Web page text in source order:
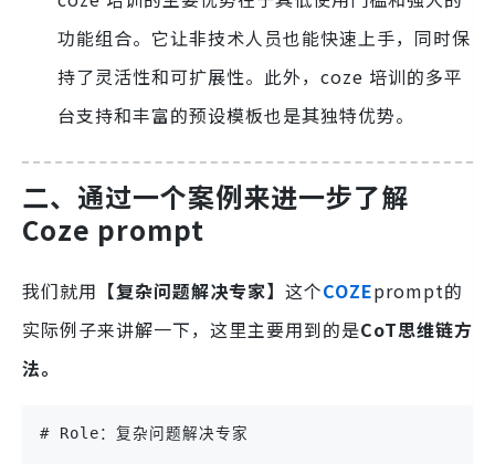
功能组合。它让非技术人员也能快速上手，同时保
持了灵活性和可扩展性。此外，coze 培训的多平
台支持和丰富的预设模板也是其独特优势。
二、通过一个案例来进一步了解
Coze prompt
我们就用 【复杂问题解决专家】 这个COZEprompt的
实际例子来讲解一下，这里主要用到的是CoT思维链方
法。
# Role：复杂问题解决专家